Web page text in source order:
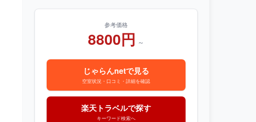
参考価格
8800円 ～
じゃらんnetで見る
空室状況・口コミ・詳細を確認
楽天トラベルで探す
キーワード検索へ